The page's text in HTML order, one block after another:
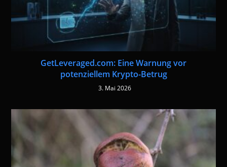
GetLeveraged.com: Eine Warnung vor
potenziellem Krypto-Betrug
3. Mai 2026